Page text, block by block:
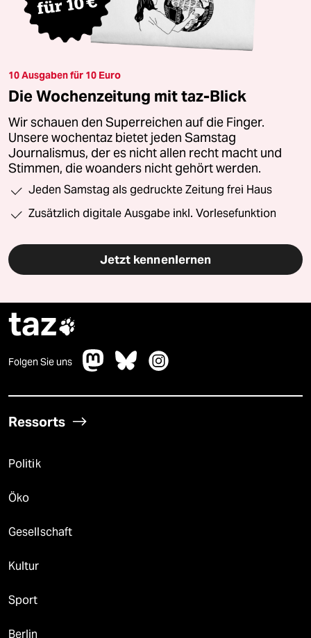
10 Ausgaben für 10 Euro
Die Wochenzeitung mit taz-Blick
Wir schauen den Superreichen auf die Finger.
Unsere wochentaz bietet jeden Samstag
Journalismus, der es nicht allen recht macht und
Stimmen, die woanders nicht gehört werden.
Jeden Samstag als gedruckte Zeitung frei Haus
Zusätzlich digitale Ausgabe inkl. Vorlesefunktion
Jetzt kennenlernen
taz
Folgen Sie uns
Ressorts
Politik
Öko
Gesellschaft
Kultur
Sport
Berlin